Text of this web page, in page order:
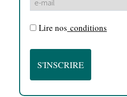
Lire nos conditions